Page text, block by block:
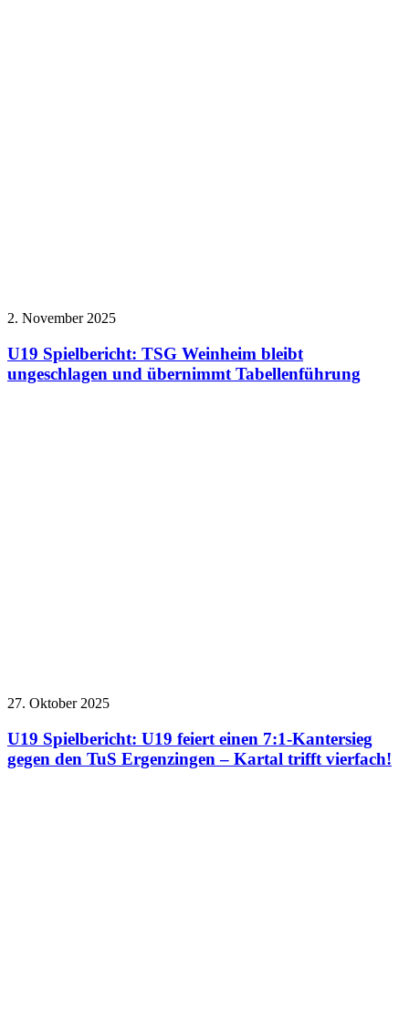
2. November 2025
U19 Spielbericht: TSG Weinheim bleibt
ungeschlagen und übernimmt Tabellenführung
27. Oktober 2025
U19 Spielbericht: U19 feiert einen 7:1-Kantersieg
gegen den TuS Ergenzingen – Kartal trifft vierfach!